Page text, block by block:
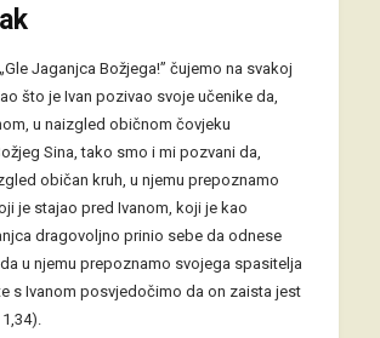
Jaganjca Božjega!” čujemo na svakoj
što je Ivan pozivao svoje učenike da,
u naizgled običnom čovjeku
Sina, tako smo i mi pozvani da,
običan kruh, u njemu prepoznamo
je stajao pred Ivanom, koji je kao
dragovoljno prinio sebe da odnese
u njemu prepoznamo svojega spasitelja
s Ivanom posvjedočimo da on zaista jest